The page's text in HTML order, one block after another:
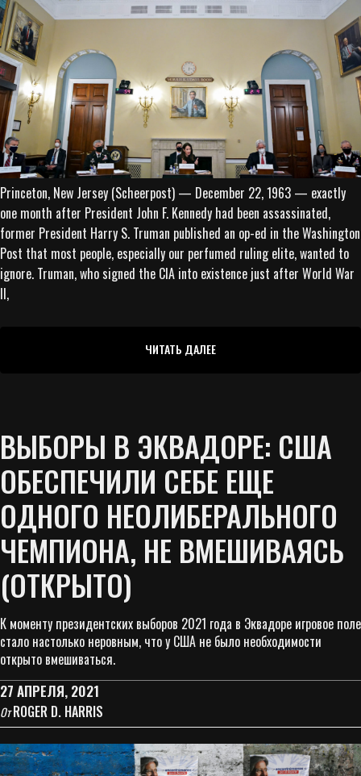
Princeton, New Jersey (Scheerpost) — December 22, 1963 — exactly
one month after President John F. Kennedy had been assassinated,
former President Harry S. Truman published an op-ed in the Washington
Post that most people, especially our perfumed ruling elite, wanted to
ignore. Truman, who signed the CIA into existence just after World War
II,
ЧИТАТЬ ДАЛЕЕ
ВЫБОРЫ В ЭКВАДОРЕ: США
ОБЕСПЕЧИЛИ СЕБЕ ЕЩЕ
ОДНОГО НЕОЛИБЕРАЛЬНОГО
ЧЕМПИОНА, НЕ ВМЕШИВАЯСЬ
(ОТКРЫТО)
К моменту президентских выборов 2021 года в Эквадоре игровое поле
стало настолько неровным, что у США не было необходимости
открыто вмешиваться.
27 АПРЕЛЯ, 2021
ОтROGER D. HARRIS